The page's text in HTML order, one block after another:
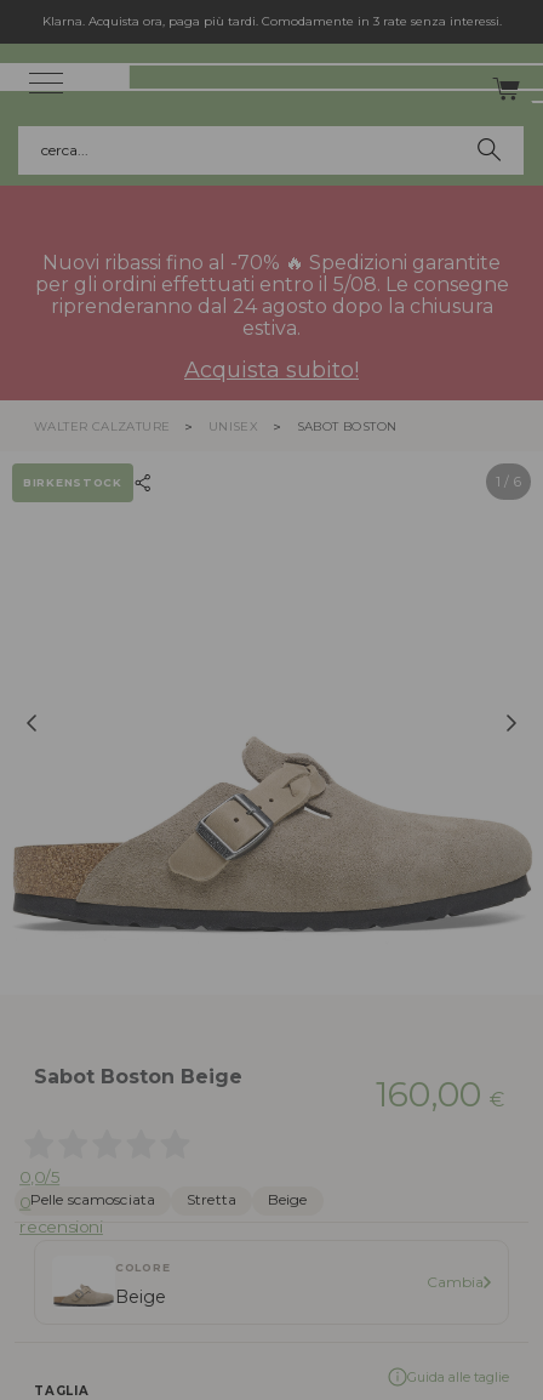
Spedizione gratuita in Italia per gli ordini superiori a 75€.
cerca...
Nuovi ribassi fino al -70% 🔥 Spedizioni garantite
per gli ordini effettuati entro il 5/08. Le consegne
riprenderanno dal 24 agosto dopo la chiusura
estiva.
Acquista subito!
WALTER CALZATURE UNISEX SABOT BOSTON
1 / 6
BIRKENSTOCK
Sabot Boston Beige 160,00 €
0,0/5
0
recensioni
Pelle scamosciata Stretta Beige
COLORE
Beige
Cambia
TAGLIA
Guida alle taglie